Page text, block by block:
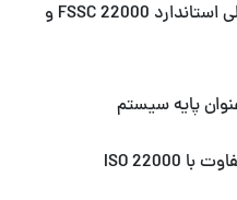
آشنایی با چارچوب و اجزای اصلی استاندارد FSSC 22000 و